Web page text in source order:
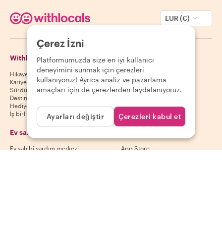
EUR (€)
Withlocals Hakkında
Hikayemiz
Kariyer
Sürdürülebilirlik
Destinasyonlar
Hediye kuponları
İş birliği yap
Misafirler
Misafir yardım merkezi
Misafir iptal politikası
Misafir kullanım koşulları
Ev sahipleri
Ev sahibi yardım merkezi
App Store
Çerez İzni
Platformumuzda size en iyi kullanıcı
deneyimini sunmak için çerezleri
kullanıyoruz! Ayrıca analiz ve pazarlama
amaçları için de çerezlerden faydalanıyoruz.
Ayarları değiştir Çerezleri kabul et